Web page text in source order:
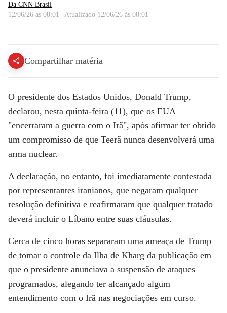
Da CNN Brasil
12/06/26 às 08:01
Atualizado 12/06/26 às 08:01
Análise: Trump diz que guerra com o Irã acabou | WW
Compartilhar matéria
O presidente dos Estados Unidos, Donald Trump,
declarou, nesta quinta-feira (11), que os EUA
"encerraram a guerra com o Irã", após afirmar ter obtido
um compromisso de que Teerã nunca desenvolverá uma
arma nuclear.
A declaração, no entanto, foi imediatamente contestada
por representantes iranianos, que negaram qualquer
resolução definitiva e reafirmaram que qualquer tratado
deverá incluir o Líbano entre suas cláusulas.
Cerca de cinco horas separaram uma ameaça de Trump
de tomar o controle da Ilha de Kharg da publicação em
que o presidente anunciava a suspensão de ataques
programados, alegando ter alcançado algum
entendimento com o Irã nas negociações em curso.